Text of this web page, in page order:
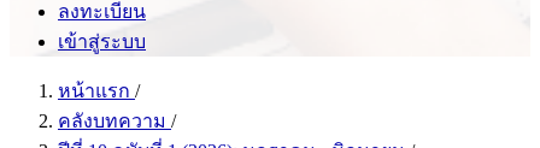
ลงทะเบียน
เข้าสู่ระบบ
หน้าแรก /
คลังบทความ /